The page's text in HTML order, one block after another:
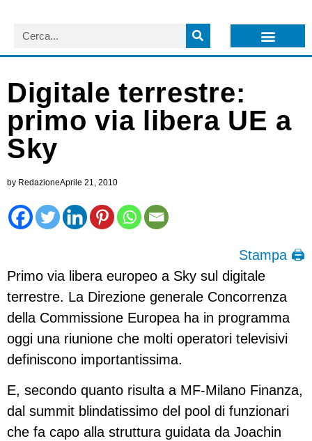
Digitale terrestre:
primo via libera UE a
Sky
by RedazioneAprile 21, 2010
Stampa 🖨
Primo via libera europeo a Sky sul digitale
terrestre. La Direzione generale Concorrenza
della Commissione Europea ha in programma
oggi una riunione che molti operatori televisivi
definiscono importantissima.
E, secondo quanto risulta a MF-Milano Finanza,
dal summit blindatissimo del pool di funzionari
che fa capo alla struttura guidata da Joachin